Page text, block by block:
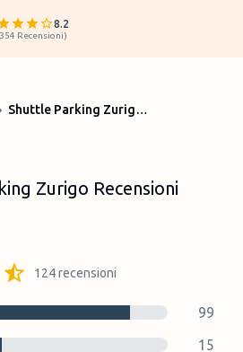
8.2
Recensioni)
Shuttle Parking Zurigo Recensioni
Zurigo Recensioni
124recensioni
99
15